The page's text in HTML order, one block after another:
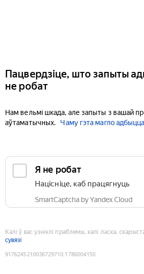
Пацвердзіце, што запыты
не робат
Нам вельмі шкада, але запыты з вашай
аўтаматычных.
Чаму гэта магло
Я не робат
Націсніце, каб працягнуць
SmartCaptcha by Yandex Cloud
Калі ў вас узніклі праблемы, калі ласка,
сувязі
9176245210036729710:1786004150